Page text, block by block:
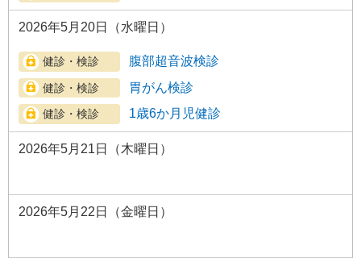
2026年5月20日（水曜日）
腹部超音波検診
胃がん検診
1歳6か月児健診
2026年5月21日（木曜日）
2026年5月22日（金曜日）